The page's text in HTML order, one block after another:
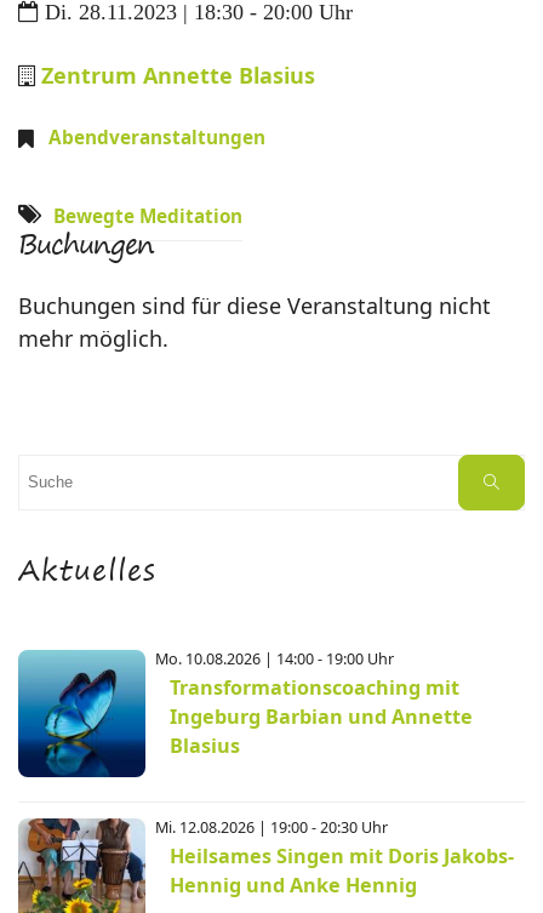
Di. 28.11.2023 | 18:30 - 20:00 Uhr
Zentrum Annette Blasius
Abendveranstaltungen
Bewegte Meditation
Buchungen
Buchungen sind für diese Veranstaltung nicht
mehr möglich.
Suchen
Suche
Aktuelles
Mo. 10.08.2026 | 14:00 - 19:00 Uhr
Transformationscoaching mit
Ingeburg Barbian und Annette
Blasius
Mi. 12.08.2026 | 19:00 - 20:30 Uhr
Heilsames Singen mit Doris Jakobs-
Hennig und Anke Hennig